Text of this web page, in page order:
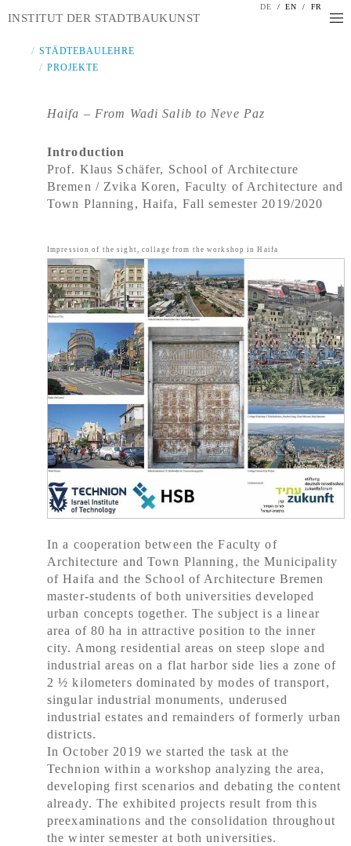
DE / EN / FR
INSTITUT DER STADTBAUKUNST
STÄDTEBAULEHRE
PROJEKTE
Haifa – From Wadi Salib to Neve Paz
Introduction
Prof. Klaus Schäfer, School of Architecture
Bremen / Zvika Koren, Faculty of Architecture and
Town Planning, Haifa, Fall semester 2019/2020
Impression of the sight, collage from the workshop in Haifa
In a cooperation between the Faculty of
Architecture and Town Planning, the Municipality
of Haifa and the School of Architecture Bremen
master-students of both universities developed
urban concepts together. The subject is a linear
area of 80 ha in attractive position to the inner
city. Among residential areas on steep slope and
industrial areas on a flat harbor side lies a zone of
2 ½ kilometers dominated by modes of transport,
singular industrial monuments, underused
industrial estates and remainders of formerly urban
districts.
In October 2019 we started the task at the
Technion within a workshop analyzing the area,
developing first scenarios and debating the content
already. The exhibited projects result from this
preexaminations and the consolidation throughout
the winter semester at both universities.